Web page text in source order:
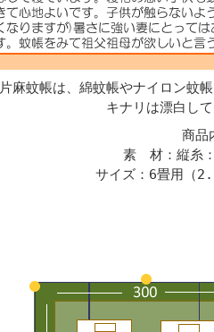
片麻蚊帳は、綿蚊帳やナイロン蚊
キナリは漂白し
商品
素 材：縦糸
サイズ：6畳用（